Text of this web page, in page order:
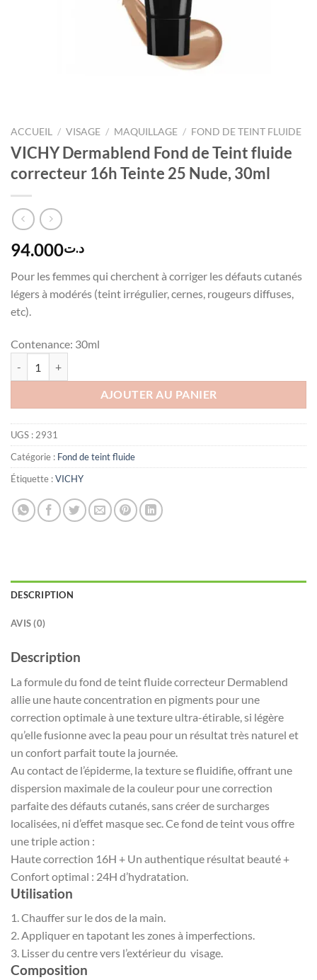
ACCUEIL / VISAGE / MAQUILLAGE / FOND DE TEINT FLUIDE
VICHY Dermablend Fond de Teint fluide
correcteur 16h Teinte 25 Nude, 30ml
د.ت94.000
Pour les femmes qui cherchent à corriger les défauts cutanés
légers à modérés (teint irrégulier, cernes, rougeurs diffuses,
etc).
Contenance: 30ml
AJOUTER AU PANIER
UGS : 2931
Catégorie : Fond de teint fluide
Étiquette :VICHY
DESCRIPTION
AVIS (0)
Description
La formule du fond de teint fluide correcteur Dermablend
allie une haute concentration en pigments pour une
correction optimale à une texture ultra-étirable, si légère
qu’elle fusionne avec la peau pour un résultat très naturel et
un confort parfait toute la journée.
Au contact de l’épiderme, la texture se fluidifie, offrant une
dispersion maximale de la couleur pour une correction
parfaite des défauts cutanés, sans créer de surcharges
localisées, ni d’effet masque sec. Ce fond de teint vous offre
une triple action :
Haute correction 16H + Un authentique résultat beauté +
Confort optimal : 24H d’hydratation.
Utilisation
1. Chauffer sur le dos de la main.
2. Appliquer en tapotant les zones à imperfections.
3. Lisser du centre vers l’extérieur du visage.
Composition